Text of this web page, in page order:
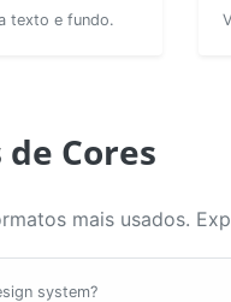
texto e fundo.
Cores
mais usados.
system?